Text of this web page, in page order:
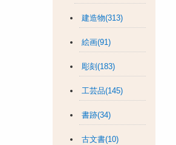
建造物(313)
絵画(91)
彫刻(183)
工芸品(145)
書跡(34)
古文書(10)